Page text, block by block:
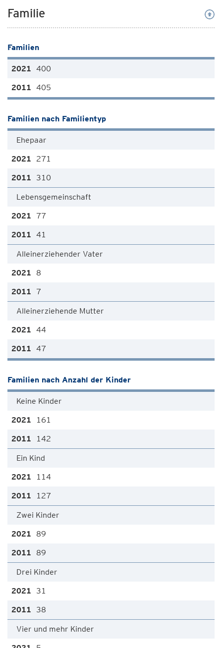
Familie
Familien
400
405
Familien nach Familientyp
Ehepaar
271
310
Lebensgemeinschaft
77
41
Alleinerziehender Vater
8
7
Alleinerziehende Mutter
44
47
Familien nach Anzahl der Kinder
Keine Kinder
161
142
Ein Kind
114
127
Zwei Kinder
89
89
Drei Kinder
31
38
Vier und mehr Kinder